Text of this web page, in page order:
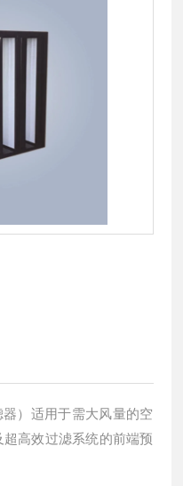
）适用于需大风量的空
高效过滤系统的前端预